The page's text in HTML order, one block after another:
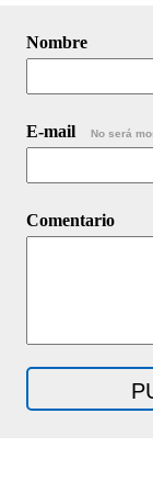
Nombre
E-mail No será
Comentario